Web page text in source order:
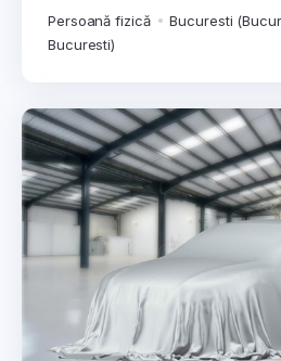
Persoană fizică
Bucuresti
Bucuresti)